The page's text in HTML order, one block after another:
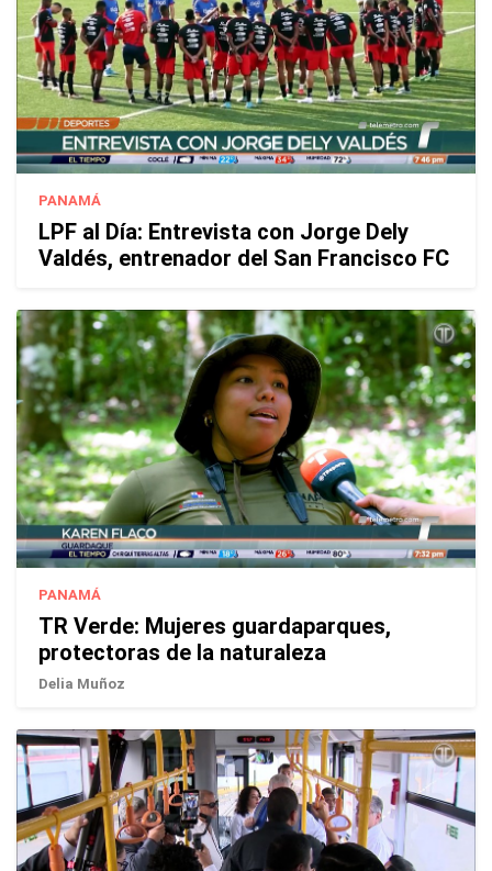
PANAMÁ
LPF al Día: Entrevista con Jorge Dely
Valdés, entrenador del San Francisco FC
PANAMÁ
TR Verde: Mujeres guardaparques,
protectoras de la naturaleza
Delia Muñoz